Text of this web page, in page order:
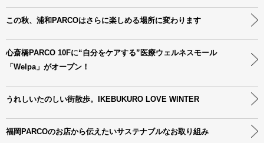
この秋、浦和PARCOはさらに楽しめる場所に変わります
心斎橋PARCO 10Fに“自分をケアする”医療ウェルネスモール
「Welpa」がオープン！
うれしいたのしい街散歩。IKEBUKURO LOVE WINTER
福岡PARCOのお店から伝えたいサステナブルなお取り組み